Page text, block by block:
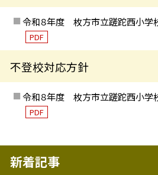
令和８年度 枚方市立蹉跎西小学
PDF
不登校対応方針
令和８年度 枚方市立蹉跎西小学
PDF
新着記事